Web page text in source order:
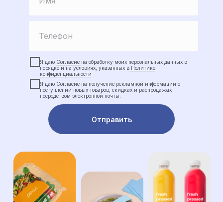
Я даю Согласие на обработку моих персональных данных в
порядке и на условиях, указанных в Политике
конфиденциальности
Я даю Cогласие на получение рекламной информации о
поступлении новых товаров, скидках и распродажах
посредством электронной почты.
Отправить